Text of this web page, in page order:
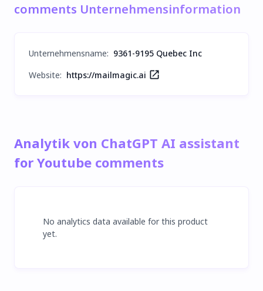
comments Unternehmensinformation
Unternehmensname: 9361-9195 Quebec Inc
Website: https://mailmagic.ai
Analytik von ChatGPT AI assistant
for Youtube comments
No analytics data available for this product
yet.